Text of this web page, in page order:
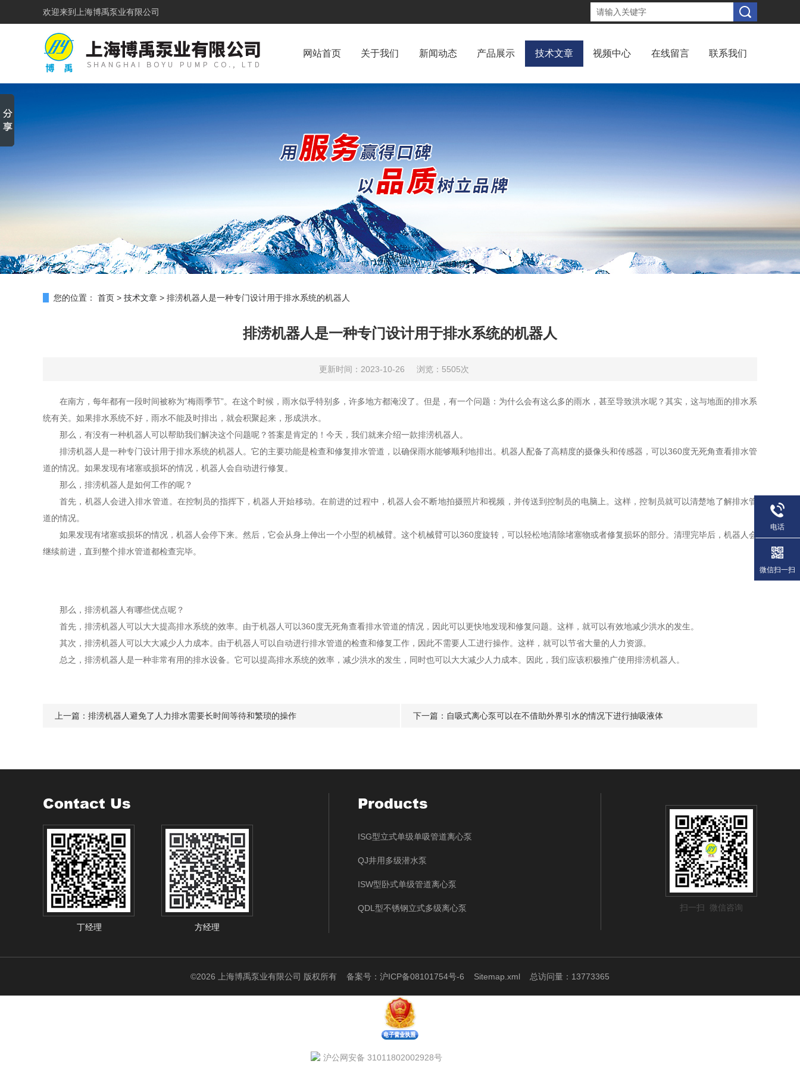
欢迎来到 上海博禹泵业有限公司
网站首页 关于我们 新闻动态 产品展示 技术文章 视频中心 在线留言 联系我们
您的位置： 首页 > 技术文章 > 排涝机器人是一种专门设计用于排水系统的机器人
排涝机器人是一种专门设计用于排水系统的机器人
更新时间：2023-10-26 浏览：5505次
在南方，每年都有一段时间被称为“梅雨季节”。在这个时候，雨水似乎特别多，许多地方都淹没了。但是，有一个问题：为什么会有这么多的雨水，甚至导致洪水呢？其实，这与地面的排水系
统有关。如果排水系统不好，雨水不能及时排出，就会积聚起来，形成洪水。
那么，有没有一种机器人可以帮助我们解决这个问题呢？答案是肯定的！今天，我们就来介绍一款排涝机器人。
排涝机器人是一种专门设计用于排水系统的机器人。它的主要功能是检查和修复排水管道，以确保雨水能够顺利地排出。机器人配备了高精度的摄像头和传感器，可以360度无死角查看排水管
道的情况。如果发现有堵塞或损坏的情况，机器人会自动进行修复。
那么，排涝机器人是如何工作的呢？
首先，机器人会进入排水管道。在控制员的指挥下，机器人开始移动。在前进的过程中，机器人会不断地拍摄照片和视频，并传送到控制员的电脑上。这样，控制员就可以清楚地了解排水管
道的情况。
如果发现有堵塞或损坏的情况，机器人会停下来。然后，它会从身上伸出一个小型的机械臂。这个机械臂可以360度旋转，可以轻松地清除堵塞物或者修复损坏的部分。清理完毕后，机器人会
继续前进，直到整个排水管道都检查完毕。
那么，排涝机器人有哪些优点呢？
首先，排涝机器人可以大大提高排水系统的效率。由于机器人可以360度无死角查看排水管道的情况，因此可以更快地发现和修复问题。这样，就可以有效地减少洪水的发生。
其次，排涝机器人可以大大减少人力成本。由于机器人可以自动进行排水管道的检查和修复工作，因此不需要人工进行操作。这样，就可以节省大量的人力资源。
总之，排涝机器人是一种非常有用的排水设备。它可以提高排水系统的效率，减少洪水的发生，同时也可以大大减少人力成本。因此，我们应该积极推广使用排涝机器人。
上一篇： 排涝机器人避免了人力排水需要长时间等待和繁琐的操作 下一篇： 自吸式离心泵可以在不借助外界引水的情况下进行抽吸液体
Contact Us
丁经理 方经理
Products
ISG型立式单级单吸管道离心泵
QJ井用多级潜水泵
ISW型卧式单级管道离心泵
QDL型不锈钢立式多级离心泵 扫一扫 微信咨询
©2026 上海博禹泵业有限公司 版权所有 备案号：沪ICP备08101754号-6 Sitemap.xml 总访问量：13773365
电话
微信扫一扫
沪公网安备 31011802002928号